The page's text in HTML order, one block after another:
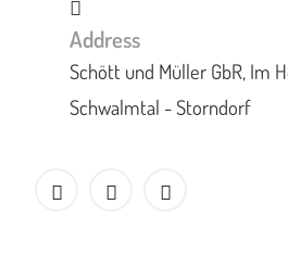
Address
Schött und Müller GbR, Im
Schwalmtal - Storndorf